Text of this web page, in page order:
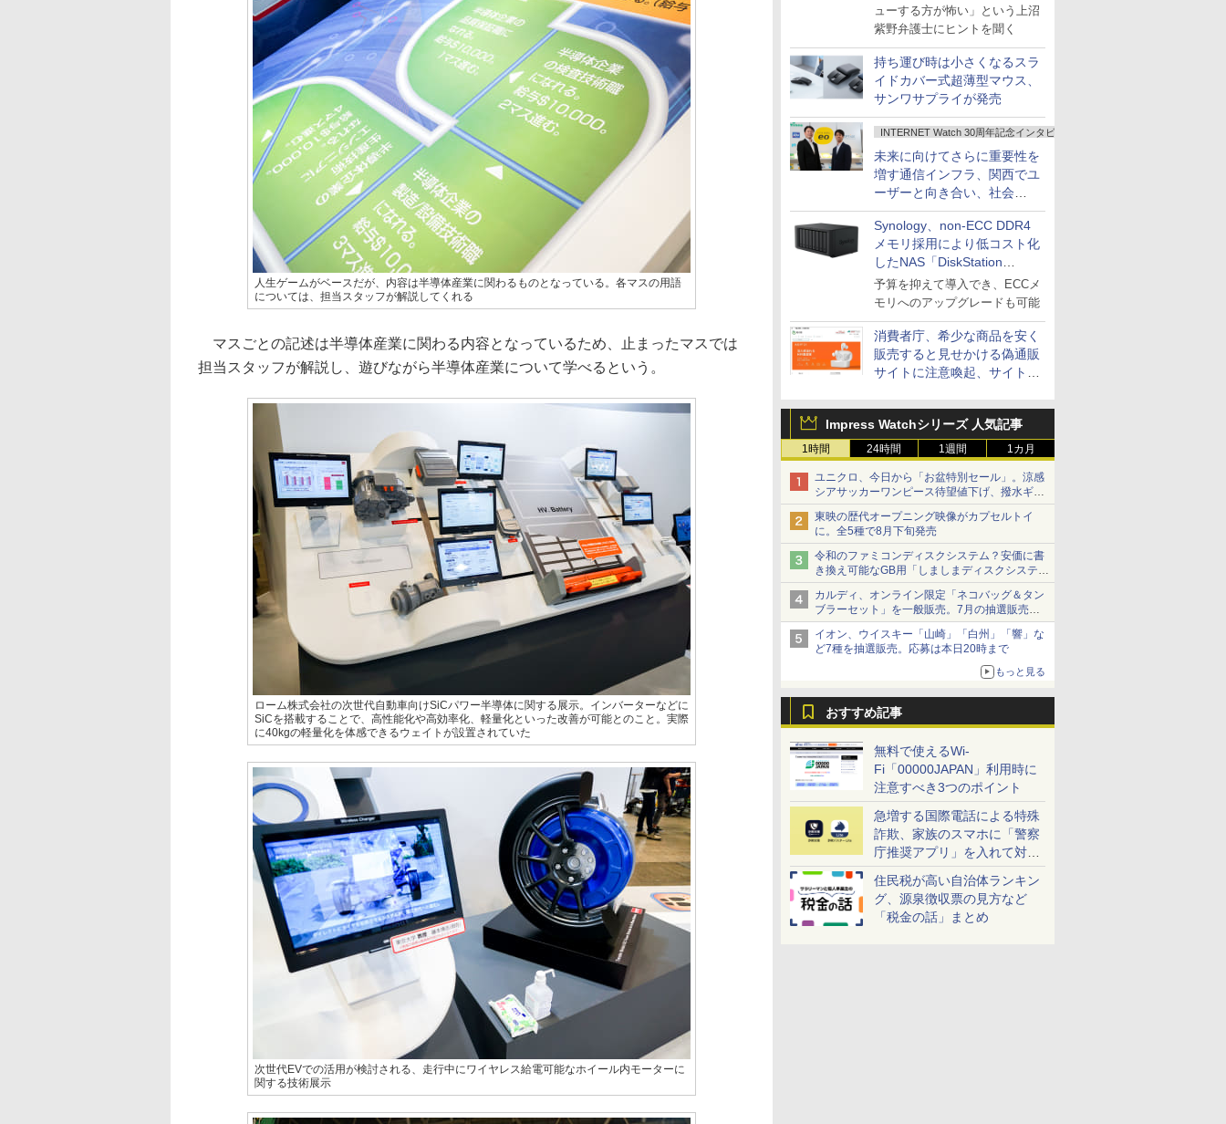
ューする方が怖い」という上沼
紫野弁護士にヒントを聞く
持ち運び時は小さくなるスラ
イドカバー式超薄型マウス、
サンワサプライが発売
INTERNET Watch 30周年記念インタビュー
未来に向けてさらに重要性を
増す通信インフラ、関西でユ
ーザーと向き合い、社会
の“あたらしい”を起動し続け
る～オプテージ
Synology、non-ECC DDR4
メモリ採用により低コスト化
したNAS「DiskStation
neo+」シリーズ
予算を抑えて導入でき、ECCメ
モリへのアップグレードも可能
消費者庁、希少な商品を安く
販売すると見せかける偽通販
サイトに注意喚起、サイト名
Impress Watchシリーズ 人気記事
1時間 24時間 1週間 1カ月
ユニクロ、今日から「お盆特別セール」。涼感
シアサッカーワンピース待望値下げ、撥水ギア
ショーツは1990円に
東映の歴代オープニング映像がカプセルトイ
に。全5種で8月下旬発売
令和のファミコンディスクシステム？安価に書
き換え可能なGB用「しましまディスクシステ
ム」
カルディ、オンライン限定「ネコバッグ＆タン
ブラーセット」を一般販売。7月の抽選販売の
当選無効分
イオン、ウイスキー「山崎」「白州」「響」な
ど7種を抽選販売。応募は本日20時まで
もっと見る
おすすめ記事
無料で使えるWi-
Fi「00000JAPAN」利用時に
注意すべき3つのポイント
急増する国際電話による特殊
詐欺、家族のスマホに「警察
庁推奨アプリ」を入れて対策
しよう！
住民税が高い自治体ランキン
グ、源泉徴収票の見方など
「税金の話」まとめ
人生ゲームがベースだが、内容は半導体産業に関わるものとなっている。各マスの用語
については、担当スタッフが解説してくれる
マスごとの記述は半導体産業に関わる内容となっているため、止まったマスでは
担当スタッフが解説し、遊びながら半導体産業について学べるという。
ローム株式会社の次世代自動車向けSiCパワー半導体に関する展示。インバーターなどに
SiCを搭載することで、高性能化や高効率化、軽量化といった改善が可能とのこと。実際
に40kgの軽量化を体感できるウェイトが設置されていた
次世代EVでの活用が検討される、走行中にワイヤレス給電可能なホイール内モーターに
関する技術展示